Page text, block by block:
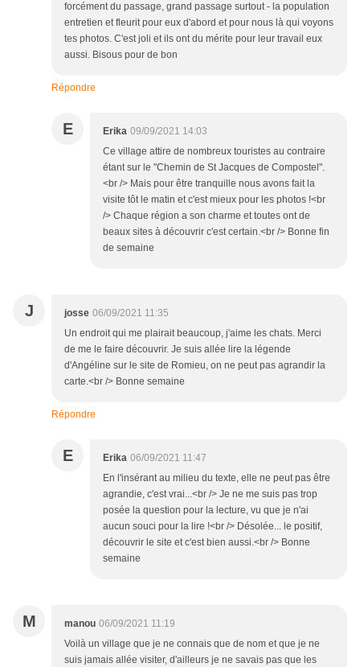
forcément du passage, grand passage surtout - la population
entretien et fleurit pour eux d'abord et pour nous là qui voyons
tes photos. C'est joli et ils ont du mérite pour leur travail eux
aussi. Bisous pour de bon
Répondre
E Erika 09/09/2021 14:03
Ce village attire de nombreux touristes au contraire
étant sur le "Chemin de St Jacques de Compostel".
<br /> Mais pour être tranquille nous avons fait la
visite tôt le matin et c'est mieux pour les photos !<br
/> Chaque région a son charme et toutes ont de
beaux sites à découvrir c'est certain.<br /> Bonne fin
de semaine
J josse 06/09/2021 11:35
Un endroit qui me plairait beaucoup, j'aime les chats. Merci
de me le faire découvrir. Je suis allée lire la légende
d'Angéline sur le site de Romieu, on ne peut pas agrandir la
carte.<br /> Bonne semaine
Répondre
E Erika 06/09/2021 11:47
En l'insérant au milieu du texte, elle ne peut pas être
agrandie, c'est vrai...<br /> Je ne me suis pas trop
posée la question pour la lecture, vu que je n'ai
aucun souci pour la lire !<br /> Désolée... le positif,
découvrir le site et c'est bien aussi.<br /> Bonne
semaine
M manou 06/09/2021 11:19
Voilà un village que je ne connais que de nom et que je ne
suis jamais allée visiter, d'ailleurs je ne savais pas que les